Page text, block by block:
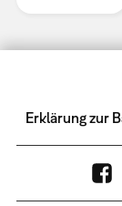
Erklärung zur